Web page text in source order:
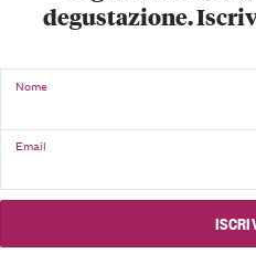
degustazione.
Nome
Email